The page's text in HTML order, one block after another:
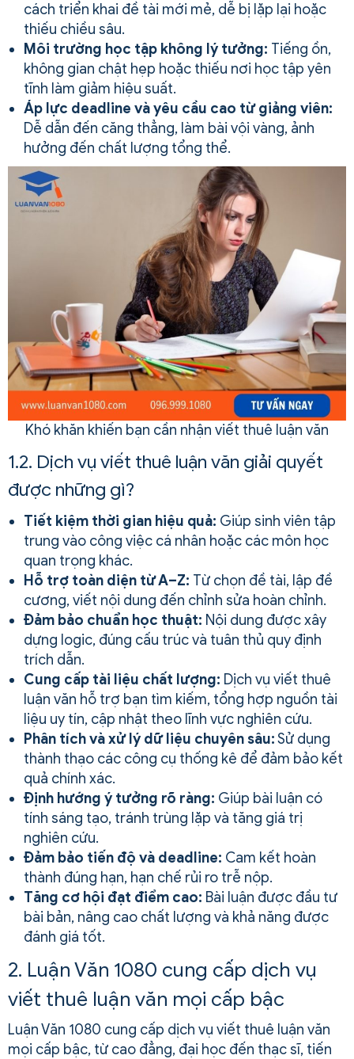
cách triển khai đề tài mới mẻ, dễ bị lặp lại hoặc
thiếu chiều sâu.
Môi trường học tập không lý tưởng: Tiếng ồn,
không gian chật hẹp hoặc thiếu nơi học tập yên
tĩnh làm giảm hiệu suất.
Áp lực deadline và yêu cầu cao từ giảng viên:
Dễ dẫn đến căng thẳng, làm bài vội vàng, ảnh
hưởng đến chất lượng tổng thể.
Khó khăn khiến bạn cần nhận viết thuê luận văn
1.2. Dịch vụ viết thuê luận văn giải quyết
được những gì?
Tiết kiệm thời gian hiệu quả: Giúp sinh viên tập
trung vào công việc cá nhân hoặc các môn học
quan trọng khác.
Hỗ trợ toàn diện từ A–Z: Từ chọn đề tài, lập đề
cương, viết nội dung đến chỉnh sửa hoàn chỉnh.
Đảm bảo chuẩn học thuật: Nội dung được xây
dựng logic, đúng cấu trúc và tuân thủ quy định
trích dẫn.
Cung cấp tài liệu chất lượng: Dịch vụ viết thuê
luận văn hỗ trợ bạn tìm kiếm, tổng hợp nguồn tài
liệu uy tín, cập nhật theo lĩnh vực nghiên cứu.
Phân tích và xử lý dữ liệu chuyên sâu:Sử dụng
thành thạo các công cụ thống kê để đảm bảo kết
quả chính xác.
Định hướng ý tưởng rõ ràng: Giúp bài luận có
tính sáng tạo, tránh trùng lặp và tăng giá trị
nghiên cứu.
Đảm bảo tiến độ và deadline: Cam kết hoàn
thành đúng hạn, hạn chế rủi ro trễ nộp.
Tăng cơ hội đạt điểm cao: Bài luận được đầu tư
bài bản, nâng cao chất lượng và khả năng được
đánh giá tốt.
2. Luận Văn 1080 cung cấp dịch vụ
viết thuê luận văn mọi cấp bậc
Luận Văn 1080 cung cấp dịch vụ viết thuê luận văn
mọi cấp bậc, từ cao đẳng, đại học đến thạc sĩ, tiến